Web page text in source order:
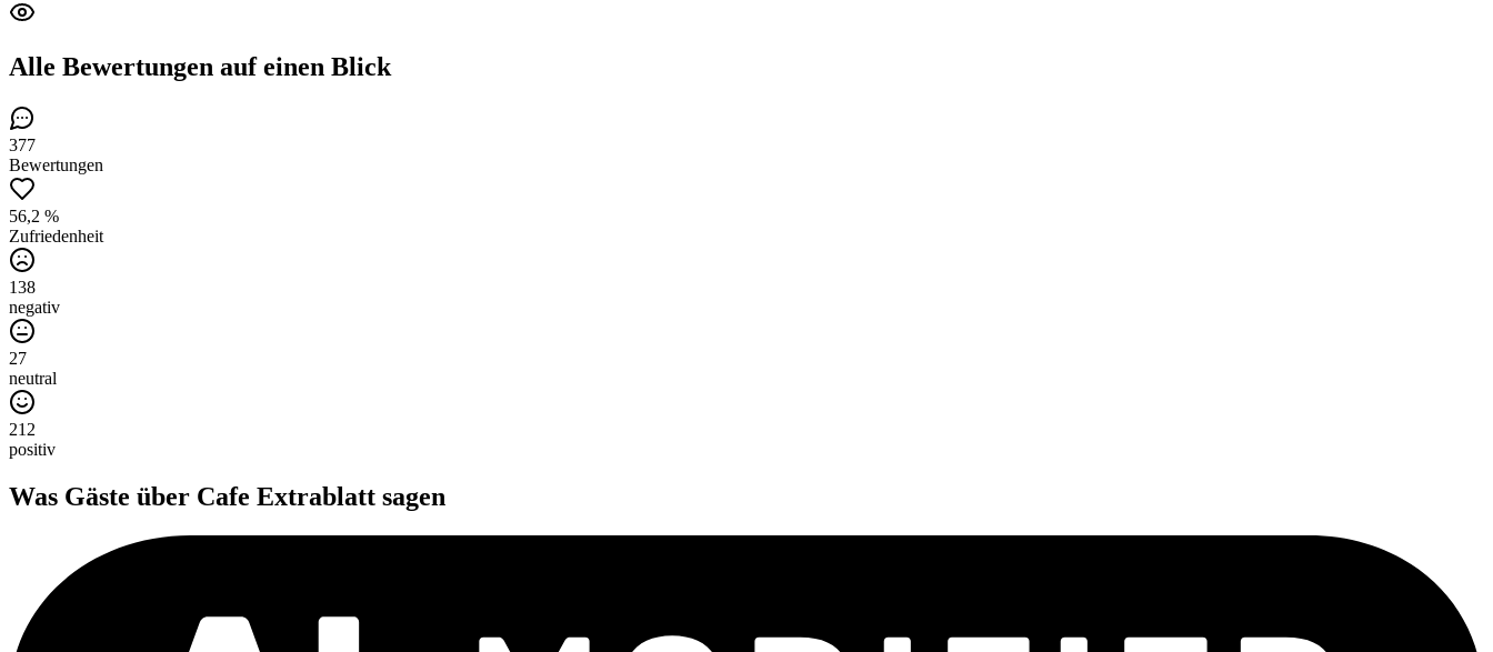
Alle Bewertungen auf einen Blick
377
Bewertungen
56,2 %
Zufriedenheit
138
negativ
27
neutral
212
positiv
Was Gäste über Cafe Extrablatt sagen